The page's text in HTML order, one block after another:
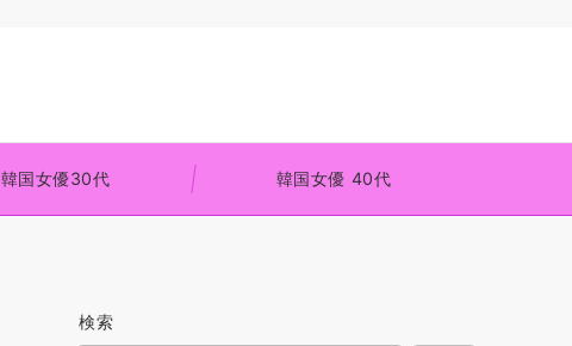
韓国女優30代 韓国女優 40代
検索